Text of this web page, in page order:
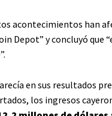
acontecimientos han
Depot” y concluyó que
en sus resultados
los ingresos